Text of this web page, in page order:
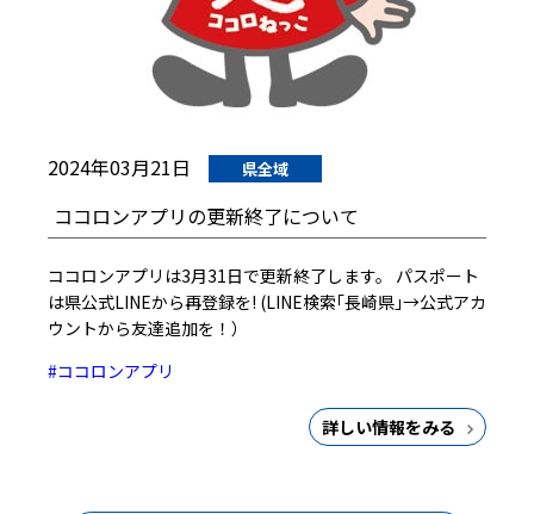
2024年03月21日 県全域
ココロンアプリの更新終了について
ココロンアプリは3月31日で更新終了します。 パスポート
は県公式LINEから再登録を! (LINE検索｢長崎県｣→公式アカ
ウントから友達追加を！）
#ココロンアプリ
詳しい情報をみる